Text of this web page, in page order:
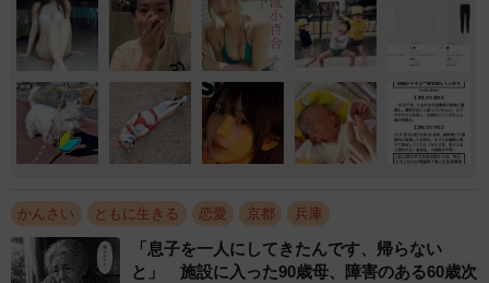
かんさい ともに生きる 恋愛 京都 兵庫
「息子を一人にしてきたんです、帰らない
と」 施設に入った90歳母、障害のある60歳次